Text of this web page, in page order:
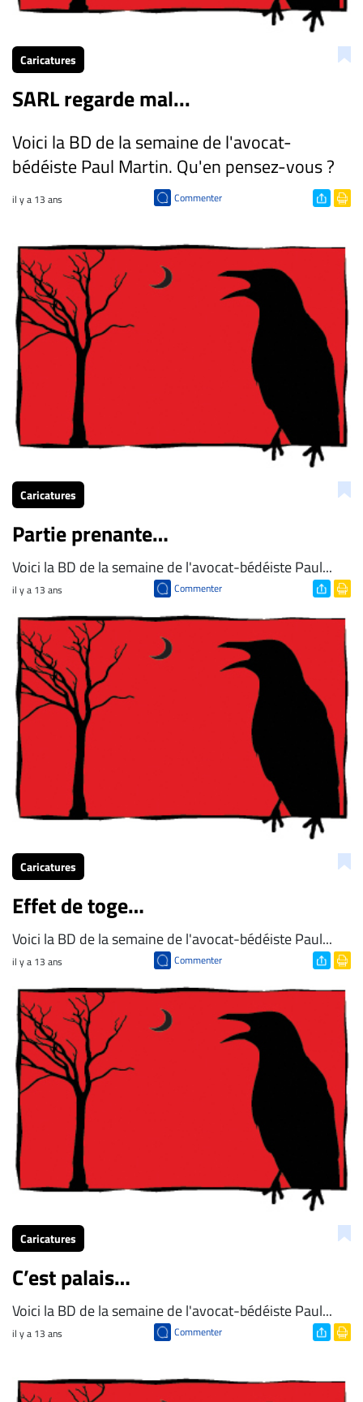
CARRIÈRE
ET
EMPLOIS
AVOCATS
ET
JURISTES
Continue
Métiers
Scoop?
CABINETS
ENTREPRISES
entreprises
Page
Publier
emploi
Publicité
Solutions de
TROUVEZ-
NOUS
Nous
Infolettre
S’abonner
Politique de
Caricatures
SARL regarde mal...
Voici la BD de la semaine de l'avocat-
bédéiste Paul Martin. Qu'en pensez-vous ?
il y a 13 ans Commenter
Caricatures
Partie prenante…
Voici la BD de la semaine de l'avocat-bédéiste Paul...
il y a 13 ans Commenter
Caricatures
Effet de toge…
Voici la BD de la semaine de l'avocat-bédéiste Paul...
il y a 13 ans Commenter
Caricatures
C’est palais…
Voici la BD de la semaine de l'avocat-bédéiste Paul...
il y a 13 ans Commenter